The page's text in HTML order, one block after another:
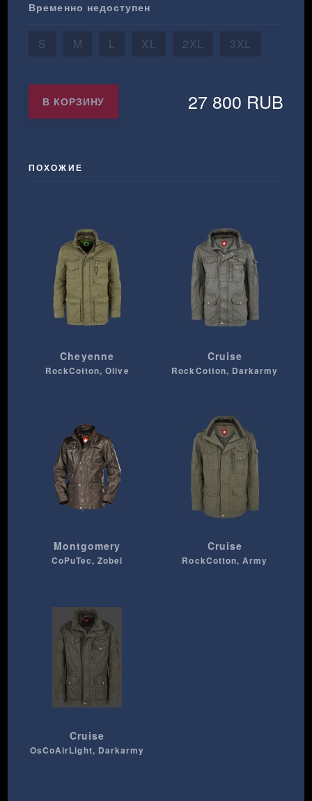
Временно недоступен
S M L XL 2XL 3XL
В КОРЗИНУ 27 800 RUB
ПОХОЖИЕ
Cheyenne
RockCotton, Olive
Cruise
RockCotton, Darkarmy
Montgomery
CoPuTec, Zobel
Cruise
RockCotton, Army
Cruise
OsCoAirLight, Darkarmy